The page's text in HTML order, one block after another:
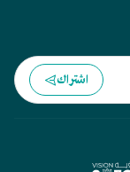
اشتراك